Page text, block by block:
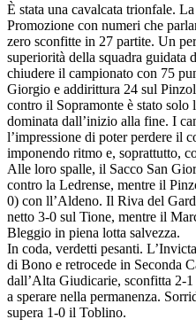
È stata una cavalcata trionfale.
Promozione con numeri che
zero sconfitte in 27 partite. Un
superiorità della squadra guidata
chiudere il campionato con 75
Giorgio e addirittura 24 sul
contro il Sopramonte è stato
dominata dall’inizio alla fine. I
l’impressione di poter perdere il
imponendo ritmo e, soprattutto,
Alle loro spalle, il Sacco San
contro la Ledrense, mentre il
0) con ll’Aldeno. Il Riva del
netto 3-0 sul Tione, mentre il
Bleggio in piena lotta salvezza.
In coda, verdetti pesanti.
di Bono e retrocede in Seconda
dall’Alta Giudicarie, sconfitta 2-
a sperare nella permanenza.
supera 1-0 il Toblino.